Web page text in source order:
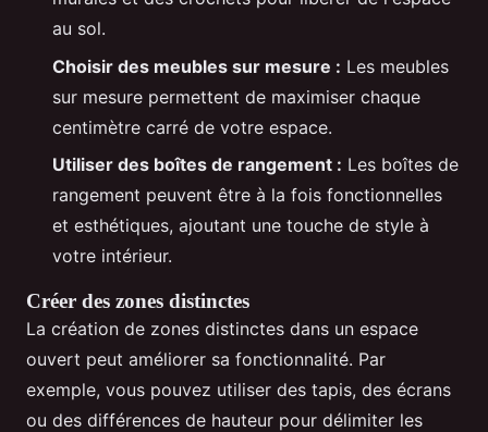
au sol.
Choisir des meubles sur mesure : Les meubles
sur mesure permettent de maximiser chaque
centimètre carré de votre espace.
Utiliser des boîtes de rangement : Les boîtes de
rangement peuvent être à la fois fonctionnelles
et esthétiques, ajoutant une touche de style à
votre intérieur.
Créer des zones distinctes
La création de zones distinctes dans un espace
ouvert peut améliorer sa fonctionnalité. Par
exemple, vous pouvez utiliser des tapis, des écrans
ou des différences de hauteur pour délimiter les